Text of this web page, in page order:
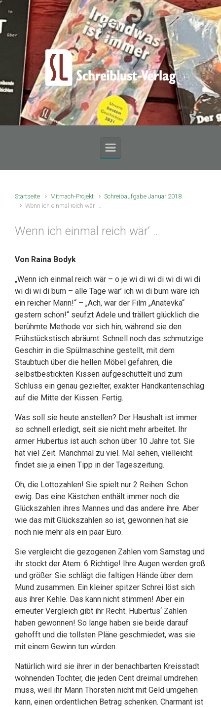
Zum Hauptinhalt springen
Startseite Mitmach-Projekt
Schreibaufgabe Januar 2018
Wenn ich einmal reich wär‘ …
Wenn ich einmal reich wär‘ …
Von Raina Bodyk
„Wenn ich einmal reich wär – o je wi di wi di wi di wi di
wi di wi di bum – alle Tage wär’ ich wi di bum wäre ich
ein reicher Mann!“ – „Ach, war der Film „Anatevka“
gestern schön!“ seufzt Adele und trällert glücklich die
berühmte Methode vor sich hin, während sie den
Frühstückstisch abräumt. Schnell noch das schmutzige
Geschirr in die Spülmaschine gestellt, mit dem
Staubtuch über die hellen Möbel gefahren, die
selbstbestickten Kissen aufgeschüttelt und zum
Schluss ein genau gezielter, exakter Handkantenschlag
auf die Mitte der Kissen. Fertig.
Was soll sie heute anstellen? Der Haushalt ist immer
so schnell erledigt, seit sie nicht mehr arbeitet. Ihr
armer Hubertus ist auch schon über 10 Jahre tot. Sie
hat viel Zeit. Manchmal zu viel. Mal sehen, vielleicht
findet sie ja einen Tipp in der Tageszeitung.
Oh, die Lottozahlen! Sie spielt nur 2 Reihen. Schon
ewig. Das eine Kästchen enthält immer noch die
Glückszahlen ihres Mannes und das andere ihre. Aber
wie das mit Glückszahlen so ist, gewonnen hat sie
noch nie mehr als ein paar Euro.
Sie vergleicht die gezogenen Zahlen vom Samstag und
ihr stockt der Atem: 6 Richtige! Ihre Augen werden groß
und größer. Sie schlägt die faltigen Hände über dem
Mund zusammen. Ein kleiner spitzer Schrei löst sich
aus ihrer Kehle. Das kann nicht stimmen! Aber ein
erneuter Vergleich gibt ihr Recht. Hubertus‘ Zahlen
haben gewonnen! So lange haben sie beide darauf
gehofft und die tollsten Pläne geschmiedet, was sie
mit einem Gewinn tun würden.
Natürlich wird sie ihrer in der benachbarten Kreisstadt
wohnenden Tochter, die jeden Cent dreimal umdrehen
muss, weil ihr Mann Thorsten nicht mit Geld umgehen
kann, einen ordentlichen Betrag schenken. Charmant ist